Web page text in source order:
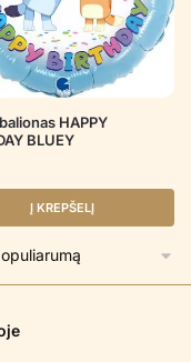
HAPPY
BLUEY
Į KREPŠELĮ